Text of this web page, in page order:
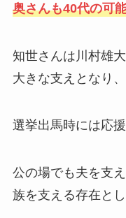
奥さんも40代の可
知世さんは川村雄
大きな支えとなり、
選挙出馬時には応
公の場でも夫を支
族を支える存在と